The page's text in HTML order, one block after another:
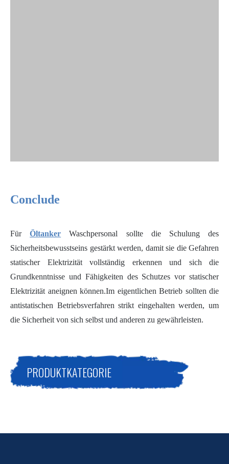
Conclude
FürÖltanker Waschpersonal sollte die Schulung des
Sicherheitsbewusstseins gestärkt werden, damit sie die Gefahren
statischer Elektrizität vollständig erkennen und sich die
Grundkenntnisse und Fähigkeiten des Schutzes vor statischer
Elektrizität aneignen können.Im eigentlichen Betrieb sollten die
antistatischen Betriebsverfahren strikt eingehalten werden, um
die Sicherheit von sich selbst und anderen zu gewährleisten.
PRODUKTKATEGORIE